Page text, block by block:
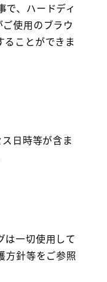
、ハードディ
使用のブラウ
ことができま
日時等が含ま
は一切使用して
方針等をご参照